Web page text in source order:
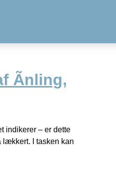
Ãnling,
indikerer – er dette
lækkert. I tasken kan